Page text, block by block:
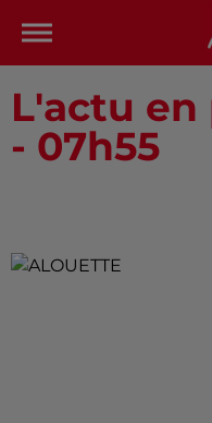
L'actu en
- 07h55